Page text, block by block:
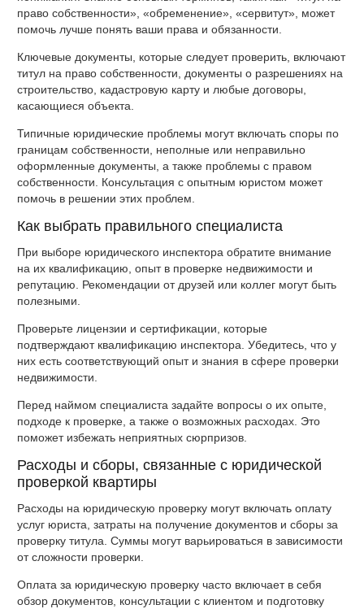
право собственности», «обременение», «сервитут», может
помочь лучше понять ваши права и обязанности.
Ключевые документы, которые следует проверить, включают
титул на право собственности, документы о разрешениях на
строительство, кадастровую карту и любые договоры,
касающиеся объекта.
Типичные юридические проблемы могут включать споры по
границам собственности, неполные или неправильно
оформленные документы, а также проблемы с правом
собственности. Консультация с опытным юристом может
помочь в решении этих проблем.
Как выбрать правильного специалиста
При выборе юридического инспектора обратите внимание
на их квалификацию, опыт в проверке недвижимости и
репутацию. Рекомендации от друзей или коллег могут быть
полезными.
Проверьте лицензии и сертификации, которые
подтверждают квалификацию инспектора. Убедитесь, что у
них есть соответствующий опыт и знания в сфере проверки
недвижимости.
Перед наймом специалиста задайте вопросы о их опыте,
подходе к проверке, а также о возможных расходах. Это
поможет избежать неприятных сюрпризов.
Расходы и сборы, связанные с юридической
проверкой квартиры
Расходы на юридическую проверку могут включать оплату
услуг юриста, затраты на получение документов и сборы за
проверку титула. Суммы могут варьироваться в зависимости
от сложности проверки.
Оплата за юридическую проверку часто включает в себя
обзор документов, консультации с клиентом и подготовку